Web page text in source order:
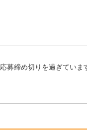
応募締め切りを過ぎていま